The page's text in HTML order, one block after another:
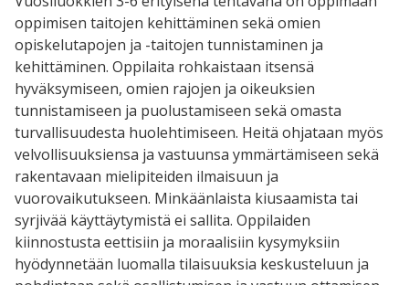
oppimisen taitojen kehittäminen sekä omien
opiskelutapojen ja -taitojen tunnistaminen ja
kehittäminen. Oppilaita rohkaistaan itsensä
hyväksymiseen, omien rajojen ja oikeuksien
tunnistamiseen ja puolustamiseen sekä omasta
turvallisuudesta huolehtimiseen. Heitä ohjataan myös
velvollisuuksiensa ja vastuunsa ymmärtämiseen sekä
rakentavaan mielipiteiden ilmaisuun ja
vuorovaikutukseen. Minkäänlaista kiusaamista tai
syrjivää käyttäytymistä ei sallita. Oppilaiden
kiinnostusta eettisiin ja moraalisiin kysymyksiin
hyödynnetään luomalla tilaisuuksia keskusteluun ja